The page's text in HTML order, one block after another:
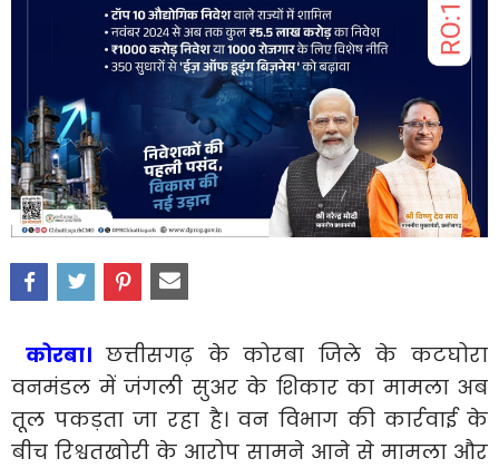
कोरबा।छत्तीसगढ़ के कोरबा जिले के कटघोरा
वनमंडल में जंगली सुअर के शिकार का मामला अब
तूल पकड़ता जा रहा है। वन विभाग की कार्रवाई के
बीच रिश्वतखोरी के आरोप सामने आने से मामला और